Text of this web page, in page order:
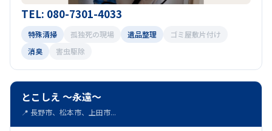
TEL: 080-7301-4033
特殊清掃 孤独死の現場 遺品整理
ゴミ屋敷片付け
消臭
害虫駆除
とこしえ ～永遠～
📍 長野市、松本市、上田市...